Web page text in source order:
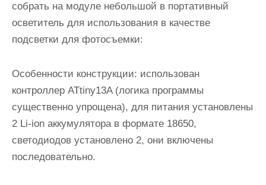
собрать на модуле небольшой в портативный
осветитель для использования в качестве
подсветки для фотосъемки:
Особенности конструкции: использован
контроллер ATtiny13A (логика программы
существенно упрощена), для питания установлены
2 Li-ion аккумулятора в формате 18650,
светодиодов установлено 2, они включены
последовательно.